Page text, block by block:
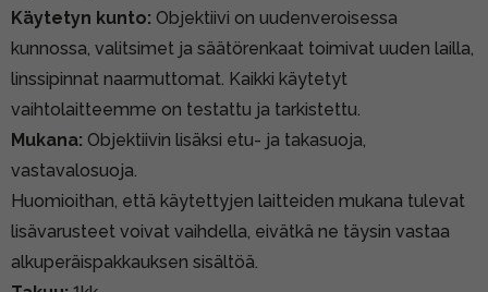
Käytetyn kunto: Objektiivi on uudenveroisessa
kunnossa, valitsimet ja säätörenkaat toimivat uuden lailla,
linssipinnat naarmuttomat. Kaikki käytetyt
vaihtolaitteemme on testattu ja tarkistettu.
Mukana: Objektiivin lisäksi etu- ja takasuoja,
vastavalosuoja.
Huomioithan, että käytettyjen laitteiden mukana tulevat
lisävarusteet voivat vaihdella, eivätkä ne täysin vastaa
alkuperäispakkauksen sisältöä.